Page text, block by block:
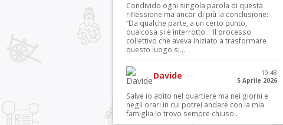
Condivido ogni singola parola di questa
riflessione ma ancor di più la conclusione:
“Da qualche parte, a un certo punto,
qualcosa si è interrotto. Il processo
collettivo che aveva iniziato a trasformare
questo luogo si...
Davide
10:48
5 Aprile 2026
Salve io abito nel quartiere ma nei giorni e
negli orari in cui potrei andare con la mia
famiglia lo trovo sempre chiuso..